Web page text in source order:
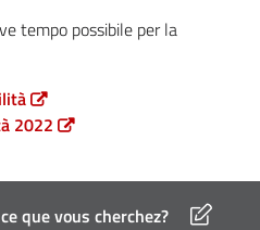
tempo possibile per la
2022
que vous cherchez?